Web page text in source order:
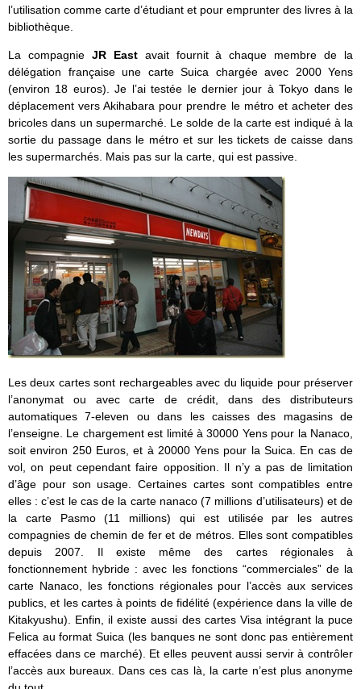
l’utilisation comme carte d’étudiant et pour emprunter des livres à la
bibliothèque.
La compagnie JR East avait fournit à chaque membre de la
délégation française une carte Suica chargée avec 2000 Yens
(environ 18 euros). Je l’ai testée le dernier jour à Tokyo dans le
déplacement vers Akihabara pour prendre le métro et acheter des
bricoles dans un supermarché. Le solde de la carte est indiqué à la
sortie du passage dans le métro et sur les tickets de caisse dans
les supermarchés. Mais pas sur la carte, qui est passive.
Les deux cartes sont rechargeables avec du liquide pour préserver
l’anonymat ou avec carte de crédit, dans des distributeurs
automatiques 7-eleven ou dans les caisses des magasins de
l’enseigne. Le chargement est limité à 30000 Yens pour la Nanaco,
soit environ 250 Euros, et à 20000 Yens pour la Suica. En cas de
vol, on peut cependant faire opposition. Il n’y a pas de limitation
d’âge pour son usage. Certaines cartes sont compatibles entre
elles : c’est le cas de la carte nanaco (7 millions d’utilisateurs) et de
la carte Pasmo (11 millions) qui est utilisée par les autres
compagnies de chemin de fer et de métros. Elles sont compatibles
depuis 2007. Il existe même des cartes régionales à
fonctionnement hybride : avec les fonctions “commerciales” de la
carte Nanaco, les fonctions régionales pour l’accès aux services
publics, et les cartes à points de fidélité (expérience dans la ville de
Kitakyushu). Enfin, il existe aussi des cartes Visa intégrant la puce
Felica au format Suica (les banques ne sont donc pas entièrement
effacées dans ce marché). Et elles peuvent aussi servir à contrôler
l’accès aux bureaux. Dans ces cas là, la carte n’est plus anonyme